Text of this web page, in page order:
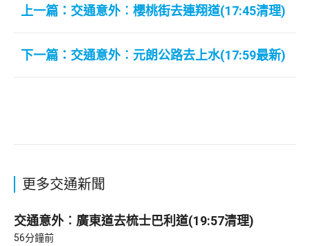
上一篇：交通意外︰櫻桃街去連翔道(17:45清理)
下一篇：交通意外︰元朗公路去上水(17:59最新)
更多交通新聞
交通意外︰廣東道去梳士巴利道(19:57清理)
56分鐘前